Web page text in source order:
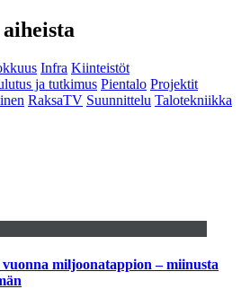
Infra Kiinteistöt
ja tutkimus Pientalo Projektit
RaksaTV Suunnittelu Talotekniikka
miljoonatappion – miinusta